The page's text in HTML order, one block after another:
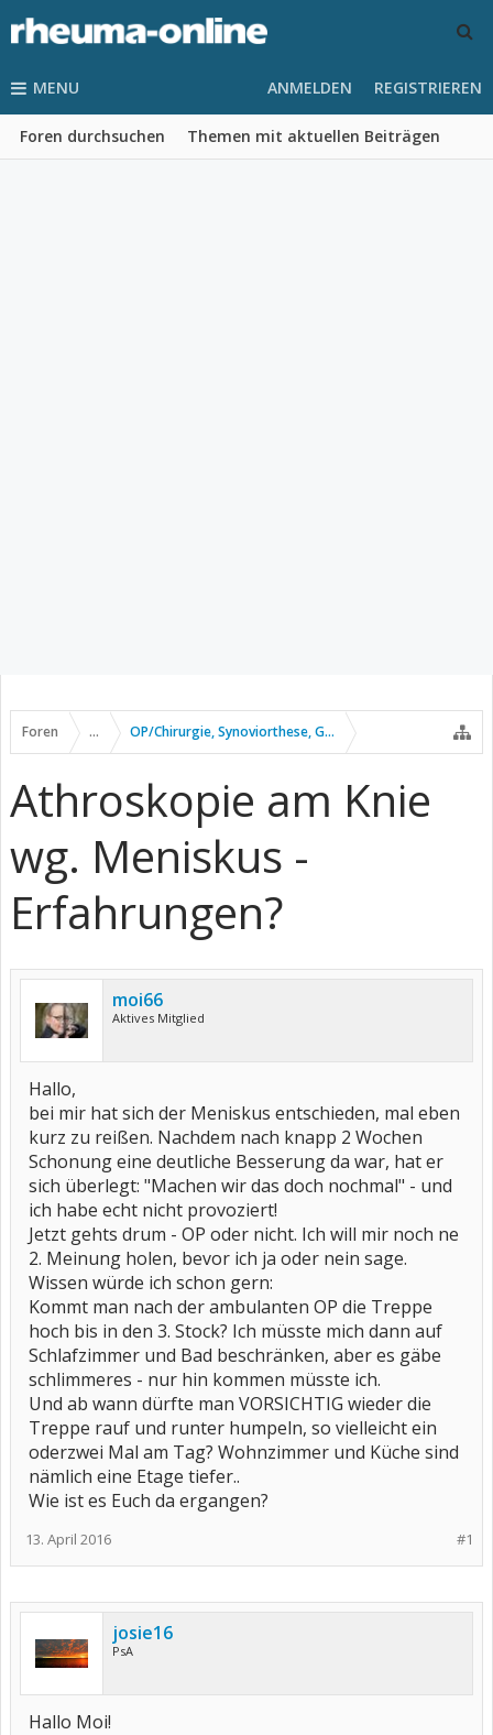
MENU
Foren durchsuchen Themen mit aktuellen Beiträgen
ANMELDEN REGISTRIEREN
Foren ... OP/Chirurgie, Synoviorthese, Gelenkpunktion usw.
Athroskopie am Knie
wg. Meniskus -
Erfahrungen?
moi66
Aktives Mitglied
Hallo,
bei mir hat sich der Meniskus entschieden, mal eben
kurz zu reißen. Nachdem nach knapp 2 Wochen
Schonung eine deutliche Besserung da war, hat er
sich überlegt: "Machen wir das doch nochmal" - und
ich habe echt nicht provoziert!
Jetzt gehts drum - OP oder nicht. Ich will mir noch ne
2. Meinung holen, bevor ich ja oder nein sage.
Wissen würde ich schon gern:
Kommt man nach der ambulanten OP die Treppe
hoch bis in den 3. Stock? Ich müsste mich dann auf
Schlafzimmer und Bad beschränken, aber es gäbe
schlimmeres - nur hin kommen müsste ich.
Und ab wann dürfte man VORSICHTIG wieder die
Treppe rauf und runter humpeln, so vielleicht ein
oderzwei Mal am Tag? Wohnzimmer und Küche sind
nämlich eine Etage tiefer..
Wie ist es Euch da ergangen?
#1
13. April 2016
josie16
PsA
Hallo Moi!